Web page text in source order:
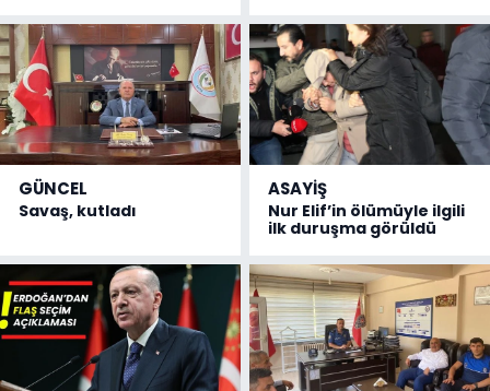
GÜNCEL
Savaş, kutladı
ASAYİŞ
Nur Elif’in ölümüyle ilgili
ilk duruşma görüldü